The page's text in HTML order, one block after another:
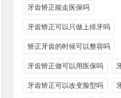
牙齿矫正能走医保吗
牙齿矫正可以只做上排牙吗
矫正牙齿的时候可以整容吗
牙齿矫正做可以用医保吗
牙齿矫正可以改变脸型吗